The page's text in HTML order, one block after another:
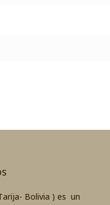
Bolivia ) es un